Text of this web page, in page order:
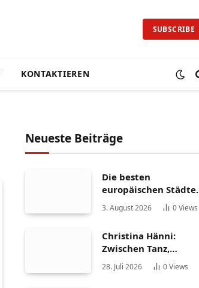
SUBSCRIBE
KONTAKTIEREN
Neueste Beiträge
Die besten
europäischen Städte
für ein
Auslandspraktikum
3. August 2026 0Views
Christina Hänni:
Zwischen Tanz,
Fernsehen und
Persönlichkeit
28. Juli 2026 0Views